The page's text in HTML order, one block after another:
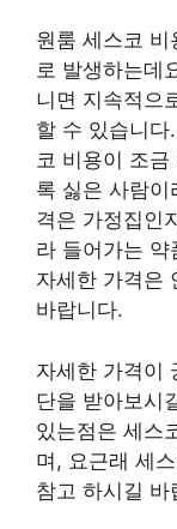
원룸 세스코
로 발생하는데
니면 지속적으
할 수 있습니
코 비용이 조
록 싫은 사람
격은 가정집인
라 들어가는 약
자세한 가격은
바랍니다.
자세한 가격이
단을 받아보시
있는점은 세스
며, 요근래 세
참고 하시길 바